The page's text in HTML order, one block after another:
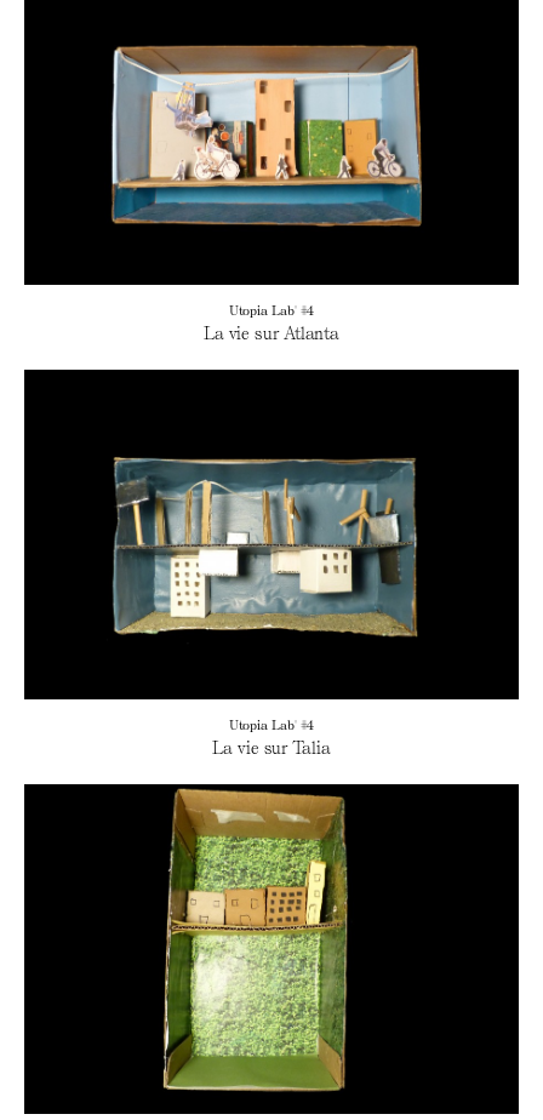
Utopia Lab' #4
La vie sur Atlanta
Utopia Lab' #4
La vie sur Talia